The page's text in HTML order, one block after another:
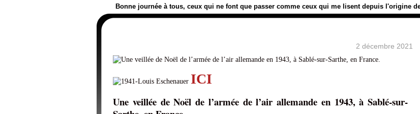
Bonne journée à tous, ceux qui ne font que passer comme ceux qui me lisent depuis l'origine
2 décembre 2021
ICI
Une veillée de Noël de l’armée de l’air allemande en 1943, à Sablé-sur-